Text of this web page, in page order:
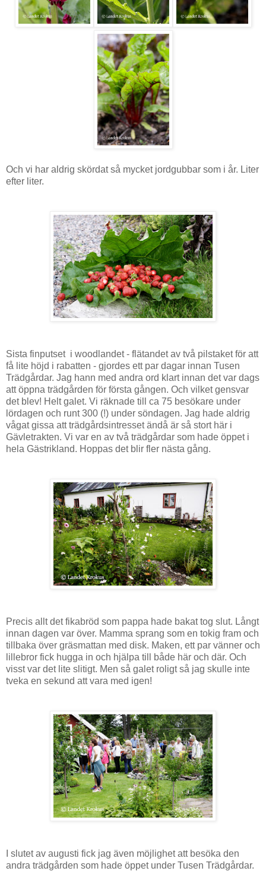
Och vi har aldrig skördat så mycket jordgubbar som i år. Liter
efter liter.
Sista finputset i woodlandet - flätandet av två pilstaket för att
få lite höjd i rabatten - gjordes ett par dagar innan Tusen
Trädgårdar. Jag hann med andra ord klart innan det var dags
att öppna trädgården för första gången. Och vilket gensvar
det blev! Helt galet. Vi räknade till ca 75 besökare under
lördagen och runt 300 (!) under söndagen. Jag hade aldrig
vågat gissa att trädgårdsintresset ändå är så stort här i
Gävletrakten. Vi var en av två trädgårdar som hade öppet i
hela Gästrikland. Hoppas det blir fler nästa gång.
Precis allt det fikabröd som pappa hade bakat tog slut. Långt
innan dagen var över. Mamma sprang som en tokig fram och
tillbaka över gräsmattan med disk. Maken, ett par vänner och
lillebror fick hugga in och hjälpa till både här och där. Och
visst var det lite slitigt. Men så galet roligt så jag skulle inte
tveka en sekund att vara med igen!
I slutet av augusti fick jag även möjlighet att besöka den
andra trädgården som hade öppet under Tusen Trädgårdar.